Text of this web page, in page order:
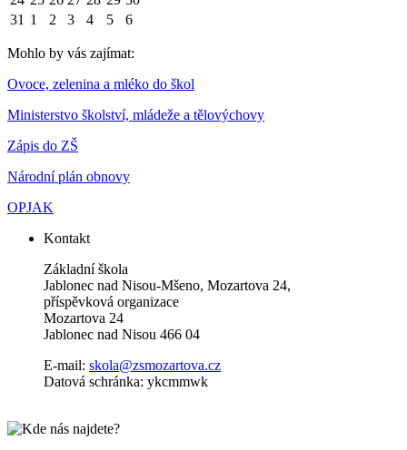
31 1 2 3 4 5 6
Mohlo by vás zajímat:
Ovoce, zelenina a mléko do škol
Ministerstvo školství, mládeže a tělovýchovy
Zápis do ZŠ
Národní plán obnovy
OPJAK
Kontakt
Základní škola
Jablonec nad Nisou-Mšeno, Mozartova 24,
příspěvková organizace
Mozartova 24
Jablonec nad Nisou 466 04
E-mail: skola@zsmozartova.cz
Datová schránka: ykcmmwk